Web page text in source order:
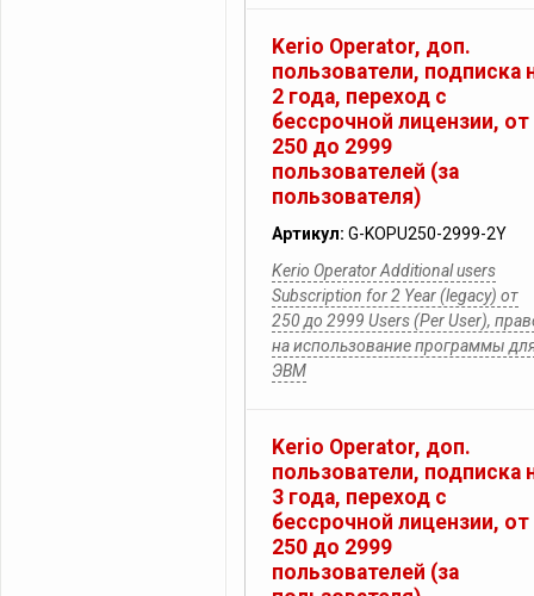
Kerio Operator, доп.
пользователи, подписка
2 года, переход с
бессрочной лицензии, от
250 до 2999
пользователей (за
пользователя)
Артикул: G-KOPU250-2999-2Y
Kerio Operator Additional users
Subscription for 2 Year (legacy) от
250 до 2999 Users (Per User),
на использование программы
ЭВМ
Kerio Operator, доп.
пользователи, подписка
3 года, переход с
бессрочной лицензии, от
250 до 2999
пользователей (за